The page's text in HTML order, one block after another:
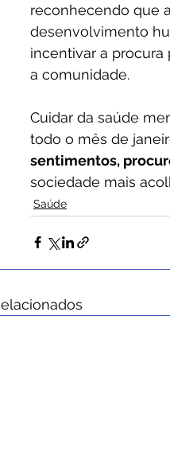
reconhecendo que
desenvolvimento
incentivar a procura
a comunidade.
Cuidar da saúde
todo o mês de
sentimentos,
sociedade mais
Saúde